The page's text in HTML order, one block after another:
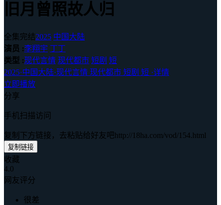
旧月曾照故人归
全集完结2025 中国大陆
演员 :李翔宇 丁丁
类型 :现代言情 现代都市 短剧 短
2025·中国大陆·现代言情 现代都市 短剧 短 ·详情
立即播放
分享
手机扫描访问
复制下方链接，去粘贴给好友吧http://18ha.com/vod/154.html
复制链接
收藏
4.0
网友评分
很差